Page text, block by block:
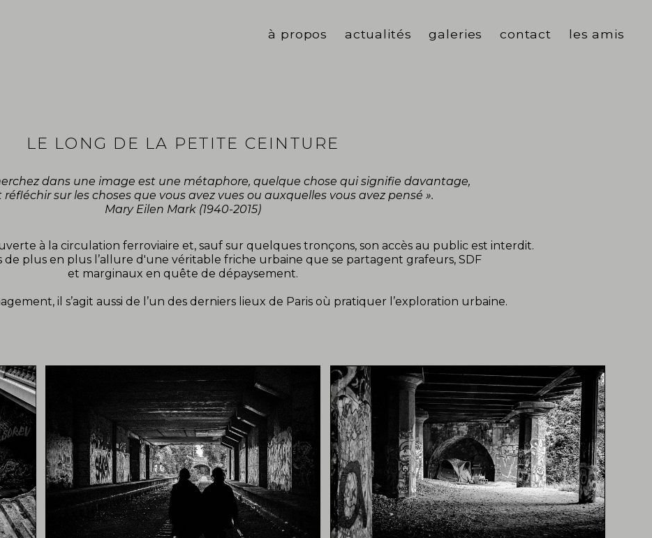
à propos actualités
galeries
contact les amis
LE LONG DE LA PETITE CEINTURE
dans une image est une métaphore, quelque chose qui signifie davantage,
sur les choses que vous avez vues ou auxquelles vous avez pensé ».
Mary Eilen Mark (1940-2015)
à la circulation ferroviaire et, sauf sur quelques tronçons, son accès au public est interdit.
de plus en plus l’allure d'une véritable friche urbaine que se partagent grafeurs, SDF
et marginaux en quête de dépaysement.
il s’agit aussi de l’un des derniers lieux de Paris où pratiquer l’exploration urbaine.